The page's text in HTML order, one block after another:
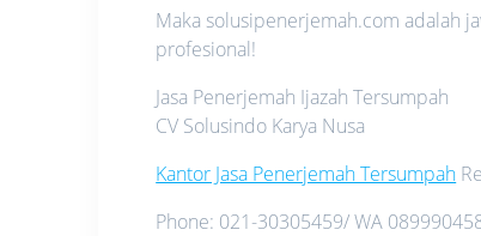
Maka solusipenerjemah.com adalah
profesional!
Jasa Penerjemah Ijazah Tersumpah
CV Solusindo Karya Nusa
Kantor Jasa Penerjemah Tersumpah
Phone: 021-30305459/ WA